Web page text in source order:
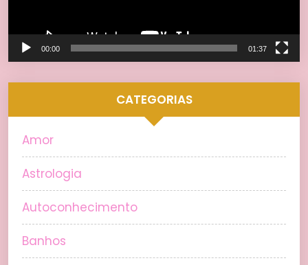
00:00 01:37
CATEGORIAS
Amor
Astrologia
Autoconhecimento
Banhos